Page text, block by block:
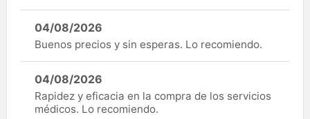
04/08/2026
Buenos precios y sin esperas. Lo recomiendo.
04/08/2026
Rapidez y eficacia en la compra de los servicios
médicos. Lo recomiendo.